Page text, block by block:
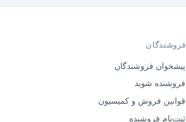
فروشندگان
پیشخوان فروشندگان
فروشنده شوید
قوانین فروش و کمیسیون
ثبت‌نام فروشنده